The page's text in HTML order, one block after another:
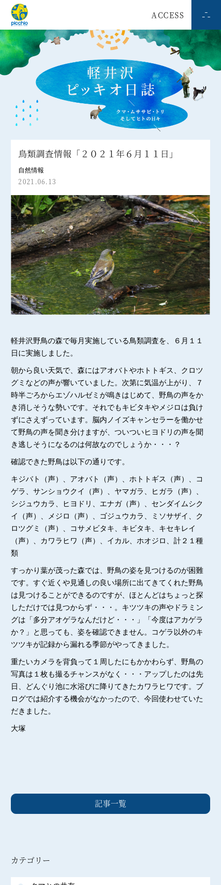
ACCESS
鳥類調査情報「２０２１年６月１１日」
自然情報
2021.06.13
軽井沢野鳥の森で毎月実施している鳥類調査を、６月１１
日に実施しました。
朝から良い天気で、森にはアオバトやホトトギス、クロツ
グミなどの声が響いていました。次第に気温が上がり、７
時半ごろからエゾハルゼミが鳴きはじめて、野鳥の声をか
き消しそうな勢いです。それでもキビタキやメジロは負け
ずにさえずっています。脳内ノイズキャンセラーを働かせ
て野鳥の声を聞き分けますが、ついついヒヨドリの声を聞
き逃しそうになるのは何故なのでしょうか・・・？
確認できた野鳥は以下の通りです。
キジバト（声）、アオバト（声）、ホトトギス（声）、コ
ゲラ、サンショウクイ（声）、ヤマガラ、ヒガラ（声）、
シジュウカラ、ヒヨドリ、エナガ（声）、センダイムシク
イ（声）、メジロ（声）、ゴジュウカラ、ミソサザイ、ク
ロツグミ（声）、コサメビタキ、キビタキ、キセキレイ
（声）、カワラヒワ（声）、イカル、ホオジロ、計２１種
類
すっかり葉が茂った森では、野鳥の姿を見つけるのが困難
です。すぐ近くや見通しの良い場所に出てきてくれた野鳥
は見つけることができるのですが、ほとんどはちょっと探
しただけでは見つからず・・・。キツツキの声やドラミン
グは「多分アオゲラなんだけど・・・」「今度はアカゲラ
か？」と思っても、姿を確認できません。コゲラ以外のキ
ツツキが記録から漏れる季節がやってきました。
重たいカメラを背負って１周したにもかかわらず、野鳥の
写真は１枚も撮るチャンスがなく・・・アップしたのは先
日、どんぐり池に水浴びに降りてきたカワラヒワです。ブ
ログでは紹介する機会がなかったので、今回使わせていた
だきました。
大塚
記事一覧
カテゴリー